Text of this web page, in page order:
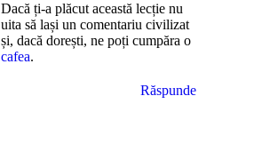
Dacă ți-a plăcut această lecție nu
uita să lași un comentariu civilizat
și, dacă dorești, ne poți cumpăra o
cafea.
Răspunde